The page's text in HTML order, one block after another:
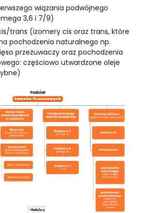
wiązania podwójnego
3,6 i 7/9)
trans (izomery cis oraz trans, które
pochodzenia naturalnego np.
przeżuwaczy oraz pochodzenia
częściowo utwardzone oleje